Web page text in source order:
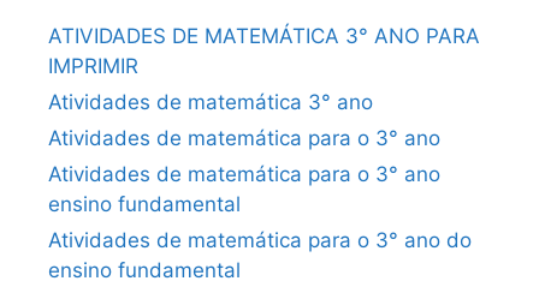
ATIVIDADES DE MATEMÁTICA 3° ANO PARA
IMPRIMIR
Atividades de matemática 3° ano
Atividades de matemática para o 3° ano
Atividades de matemática para o 3° ano
ensino fundamental
Atividades de matemática para o 3° ano do
ensino fundamental